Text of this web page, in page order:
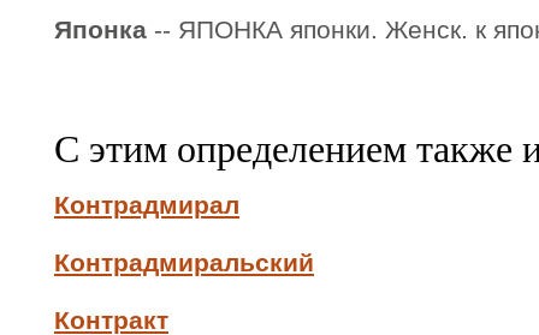
Японка -- ЯПОНКА японки. Женск. к
С этим определением также
Контрадмирал
Контрадмиральский
Контракт